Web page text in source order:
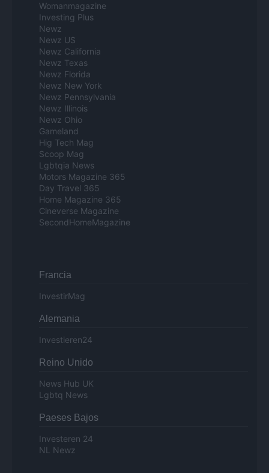
Womanmagazine
Investing Plus
Newz
Newz US
Newz California
Newz Texas
Newz Florida
Newz New York
Newz Pennsylvania
Newz Illinois
Newz Ohio
Gameland
Hig Tech Mag
Scoop Mag
Lgbtqia News
Motors Magazine 365
Day Travel 365
Home Magazine 365
Cineverse Magazine
SecondHomeMagazine
Francia
InvestirMag
Alemania
Investieren24
Reino Unido
News Hub UK
Lgbtq News
Paeses Bajos
Investeren 24
NL Newz